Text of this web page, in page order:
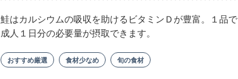
鮭はカルシウムの吸収を助けるビタミンＤが豊富。１品で
成人１日分の必要量が摂取できます。
おすすめ厳選 食材少なめ 旬の食材